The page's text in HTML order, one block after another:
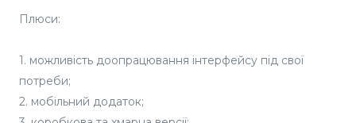
Плюси:
1. можливість доопрацювання інтерфейсу під свої
потреби;
2. мобільний додаток;